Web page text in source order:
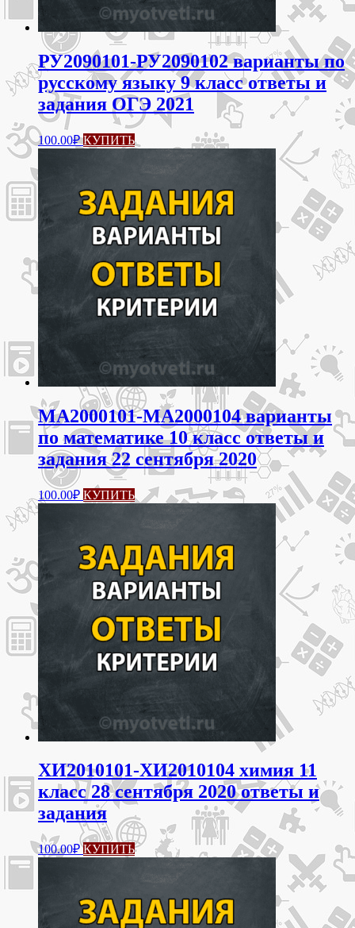
РУ2090101-РУ2090102 варианты по
русскому языку 9 класс ответы и
задания ОГЭ 2021
100.00₽ КУПИТЬ
МА2000101-МА2000104 варианты
по математике 10 класс ответы и
задания 22 сентября 2020
100.00₽ КУПИТЬ
ХИ2010101-ХИ2010104 химия 11
класс 28 сентября 2020 ответы и
задания
100.00₽ КУПИТЬ